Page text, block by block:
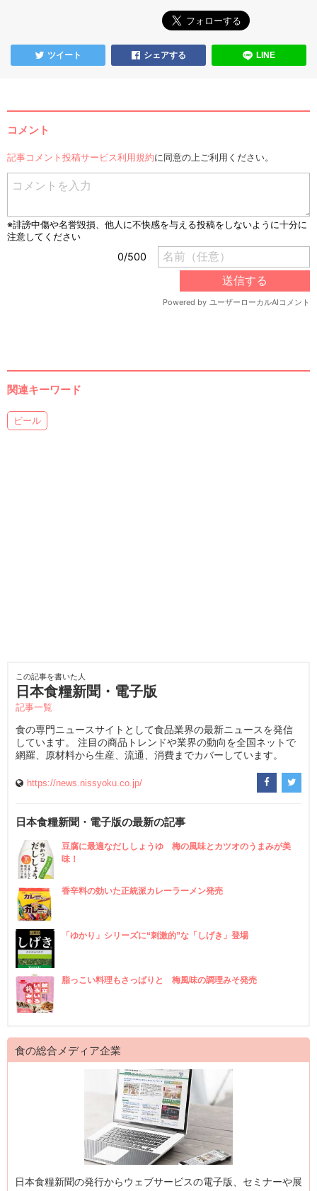
ツイート シェアする LINE
コメント
記事コメント投稿サービス利用規約に同意の上ご利用ください。
関連キーワード
ビール
この記事を書いた人
日本食糧新聞・電子版
記事一覧
食の専門ニュースサイトとして食品業界の最新ニュースを発信
しています。 注目の商品トレンドや業界の動向を全国ネットで
網羅、原材料から生産、流通、消費までカバーしています。
https://news.nissyoku.co.jp/
日本食糧新聞・電子版の最新の記事
豆腐に最適なだししょうゆ 梅の風味とカツオのうまみが美
味！
香辛料の効いた正統派カレーラーメン発売
「ゆかり」シリーズに“刺激的”な「しげき」登場
脂っこい料理もさっぱりと 梅風味の調理みそ発売
食の総合メディア企業
日本食糧新聞の発行からウェブサービスの電子版、セミナーや展